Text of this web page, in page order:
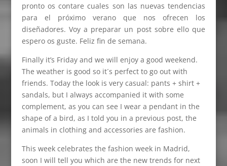
pronto os contare cuales son las nuevas tendencias
para el próximo verano que nos ofrecen los
diseñadores. Voy a preparar un post sobre ello que
espero os guste. Feliz fin de semana.
Finally it’s Friday and we will enjoy a good weekend.
The weather is good so it´s perfect to go out with
friends. Today the look is very casual: pants + shirt +
sandals, but I always accompanied it with some
complement, as you can see I wear a pendant in the
shape of a bird, as I told you in a previous post, the
animals in clothing and accessories are fashion.
This week celebrates the fashion week in Madrid,
soon I will tell you which are the new trends for next